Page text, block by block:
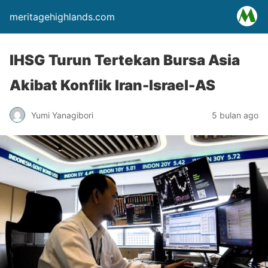
meritagehighlands.com
IHSG Turun Tertekan Bursa Asia
Akibat Konflik Iran-Israel-AS
Yumi Yanagibori 5 bulan ago